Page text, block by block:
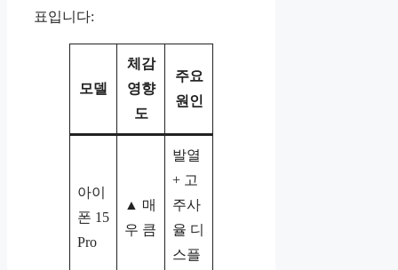
표입니다:
모델
체감
영향
도
주요
원인
아이
폰 15
Pro
▲ 매
우 큼
발열
+ 고
주사
율 디
스플